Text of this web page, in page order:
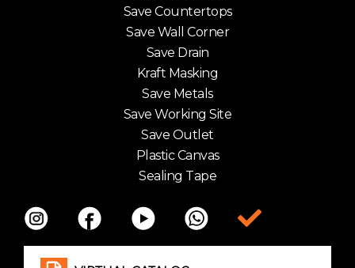
Save Countertops
Save Wall Corner
Save Drain
Kraft Masking
Save Metals
Save Working Site
Save Outlet
Plastic Canvas
Sealing Tape